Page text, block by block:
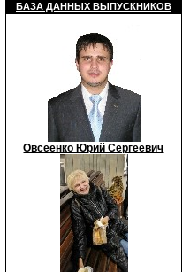
БАЗА ДАННЫХ ВЫПУСКНИКОВ
Овсеенко Юрий Сергеевич